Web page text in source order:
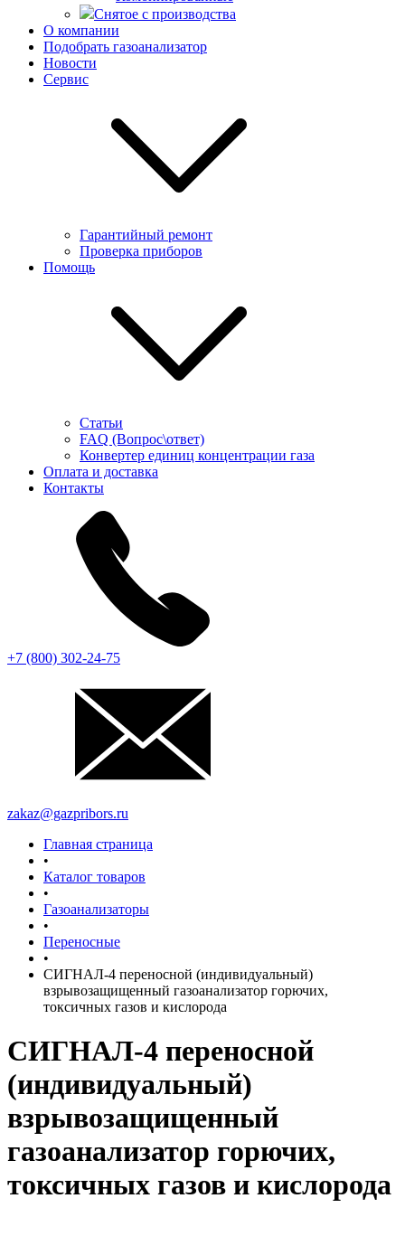
Снятое с производства
О компании
Подобрать газоанализатор
Новости
Сервис
Гарантийный ремонт
Проверка приборов
Помощь
Статьи
FAQ (Вопрос\ответ)
Конвертер единиц концентрации газа
Оплата и доставка
Контакты
+7 (800) 302-24-75
zakaz@gazpribors.ru
Главная страница
•
Каталог товаров
•
Газоанализаторы
•
Переносные
•
СИГНАЛ-4 переносной (индивидуальный)
взрывозащищенный газоанализатор горючих,
токсичных газов и кислорода
СИГНАЛ-4 переносной
(индивидуальный)
взрывозащищенный
газоанализатор горючих,
токсичных газов и кислорода